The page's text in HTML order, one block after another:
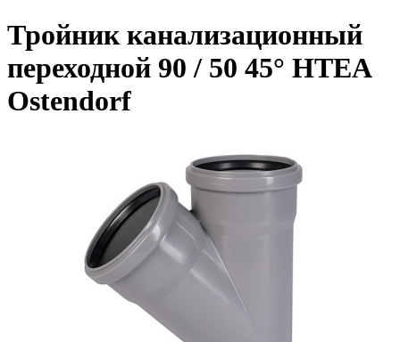
Тройник канализационный
переходной 90 / 50 45° НТEA
Ostendorf